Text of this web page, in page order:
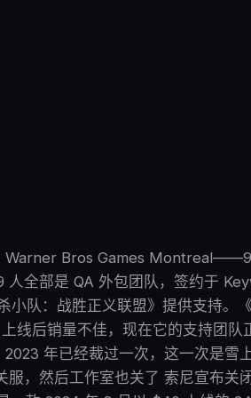
Warner Bros Games
人全部是 QA 外包团队，签约于
小队：战胜正义联盟》提供支持。
线后销量不佳，现在它的支持团
2023 年已经裁过一次，这一次是
服，然后工作室也关了 索尼宣布